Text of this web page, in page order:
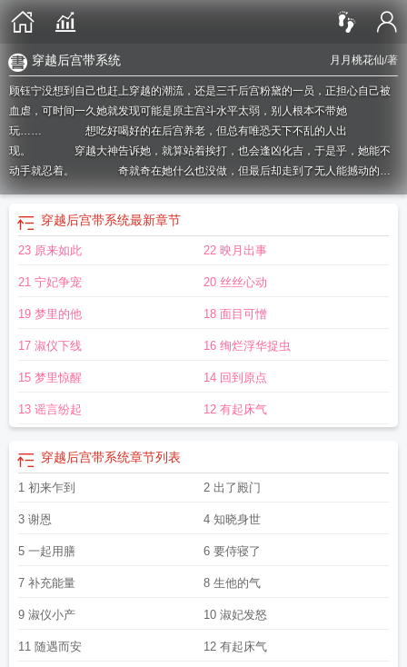
月月桃花仙/著
穿越后宫带系统
顾钰宁没想到自己也赶上穿越的潮流，还是三千后宫粉黛的一员，正担心自己被
血虐，可时间一久她就发现可能是原主宫斗水平太弱，别人根本不带她
玩…… 想吃好喝好的在后宫养老，但总有唯恐天下不乱的人出
现。 穿越大神告诉她，就算站着挨打，也会逢凶化吉，于是乎，她能不
动手就忍着。 奇就奇在她什么也没做，但最后却走到了无人能撼动的高
位，她如丈二的和尚摸不着头脑………… 启延把所有的耐心都给了叫顾
钰宁的女人，可惜她还不知足，一次又一次触碰自己的底线，他想着一定要好好
地惩治她，这一想就是一辈子。连载文《穿越之我在古代的日子》周知琳穿成了
皇后嫡出的公主，仗着年纪小不干自己事，于是饶有兴致的看着皇上的妃嫔们暗
不住被冷遇，奋起帮她……周知琳：宁不是帮我，这是害我……TAT成年后，阴差
阳错拐回来一支潜力股，可他看不上自己也就罢了，偏偏当着文武百官的面，求
难，只想过金枝玉叶的生活，你们不要给我过多的人设啊，什么深宫嫡女争宠
记，嫡女的荣衰人生，被抛弃的一代帝
穿越后宫的太穿越后宫时代
71穿越之后宫养老的日子月月桃花仙 穿越古代后宫系统
宫txt穿越后宫游戏手游穿越后宫带系统穿越后宫小时在后宫养老穿越后宫养
包子的穿越之后宫养老的日子月月桃花仙全文阅读
后宫穿越之后宫不好混哪穿越之后官养老的日子穿越后宫之福孕
穿越后宫带系统最新章节
23 原来如此 22 映月出事
21 宁妃争宠 20 丝丝心动
19 梦里的他 18 面目可憎
17 淑仪下线 16 绚烂浮华捉虫
15 梦里惊醒 14 回到原点
13 谣言纷起 12 有起床气
穿越后宫带系统章节列表
1 初来乍到 2 出了殿门
3 谢恩 4 知晓身世
5 一起用膳 6 要侍寝了
7 补充能量 8 生他的气
9 淑仪小产 10 淑妃发怒
11 随遇而安 12 有起床气